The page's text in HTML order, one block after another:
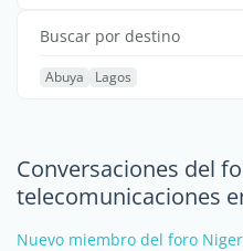
Buscar por destino
Abuya Lagos
Conversaciones del
telecomunicaciones
Nuevo miembro del foro